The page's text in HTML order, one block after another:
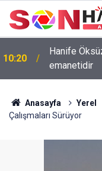
10:20
Hanife
emanetidir
Anasayfa Yerel
Çalışmaları Sürüyor